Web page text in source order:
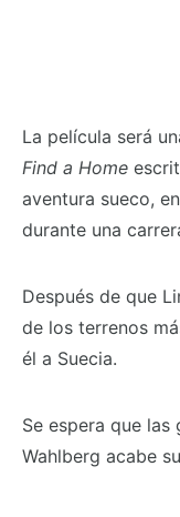
La película será
Find a Home
aventura sueco,
durante una
Después de que
de los terrenos
él a Suecia.
Se espera que
Wahlberg acabe